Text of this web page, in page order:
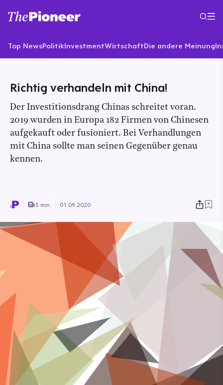
Top NewsPolitikInvestmentWirtschaftDie andere Meinung
Richtig verhandeln mit China!
Der Investitionsdrang Chinas schreitet voran.
2019 wurden in Europa 182 Firmen von Chinesen
aufgekauft oder fusioniert. Bei Verhandlungen
mit China sollte man seinen Gegenüber genau
kennen.
5 min. 01.09.2020